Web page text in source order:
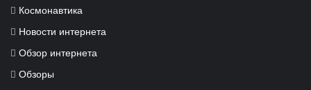
Космонавтика
Новости интернета
Обзор интернета
Обзоры